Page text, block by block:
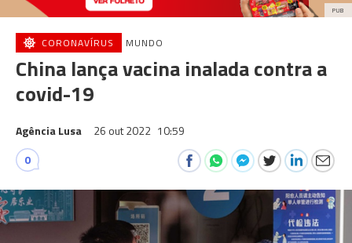
PUB
CORONAVÍRUS MUNDO
China lança vacina inalada contra a
covid-19
Agência Lusa 26 out 2022 10:59
0